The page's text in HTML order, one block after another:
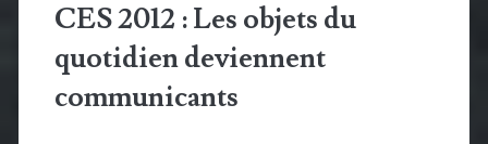
CES 2012 : Les objets du
quotidien deviennent
communicants